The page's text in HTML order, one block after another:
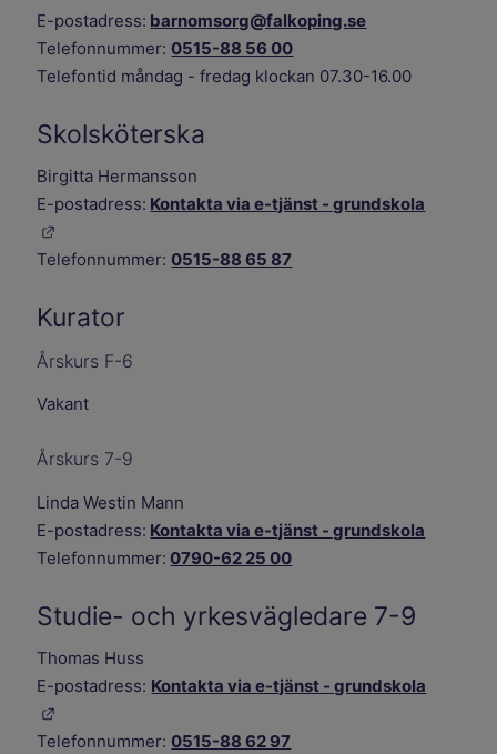
E-postadress: barnomsorg@falkoping.se
Telefonnummer:0515-88 56 00
Telefontid måndag - fredag klockan 07.30-16.00
Skolsköterska
Birgitta Hermansson
E-postadress: Kontakta via e-tjänst - grundskola
Telefonnummer:0515-88 65 87
Kurator
Årskurs F-6
Vakant
Årskurs 7-9
Linda Westin Mann
E-postadress: Kontakta via e-tjänst - grundskola
Telefonnummer: 0790-62 25 00
Studie- och yrkesvägledare 7-9
Thomas Huss
E-postadress: Kontakta via e-tjänst - grundskola
Telefonnummer:0515-88 62 97